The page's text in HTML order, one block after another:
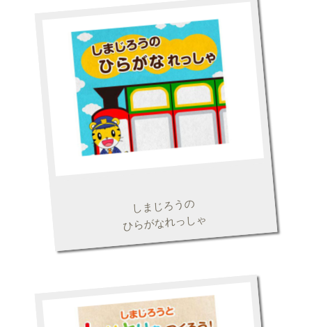
しまじろうの
ひらがなれっしゃ